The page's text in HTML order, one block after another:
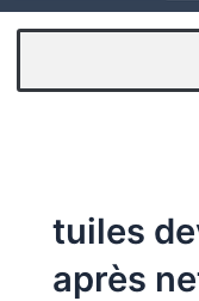
tuiles
après